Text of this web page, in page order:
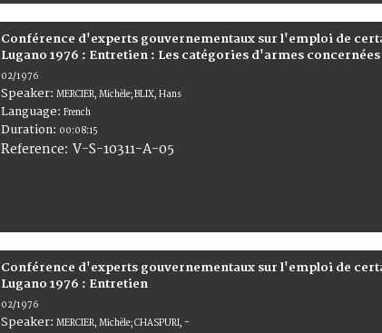
Conférence d'experts gouvernementaux sur l'emploi de
Lugano 1976 : Entretien : Les catégories d'armes concernées
02/1976
Speaker:MERCIER, Michèle; BLIX, Hans
Language:French
Duration: 00:08:15
Reference:V-S-10311-A-05
Conférence d'experts gouvernementaux sur l'emploi de
Lugano 1976 : Entretien
02/1976
Speaker:MERCIER, Michèle; CHASPURI, -